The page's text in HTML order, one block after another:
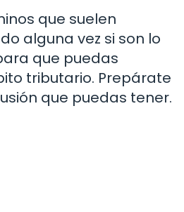
que suelen
alguna vez si son lo
que puedas
tributario. Prepárate
que puedas tener.